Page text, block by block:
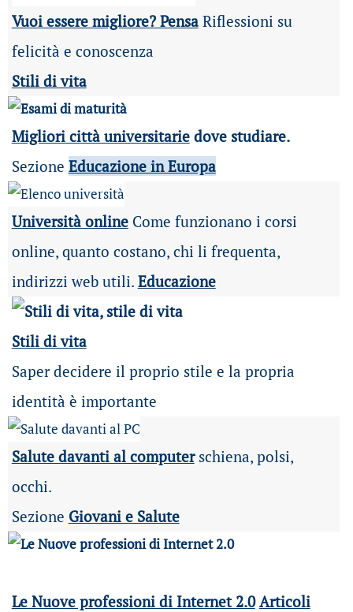
Vuoi essere migliore? PensaRiflessioni su
felicità e conoscenza
Stili di vita
Migliori città universitariedove studiare.
Sezione Educazione in Europa
Università online Come funzionano i corsi
online, quanto costano, chi li frequenta,
indirizzi web utili. Educazione
Stili di vita
Saper decidere il proprio stile e la propria
identità è importante
Salute davanti al computerschiena, polsi,
occhi.
Sezione Giovani e Salute
Le Nuove professioni di Internet 2.0 Articoli